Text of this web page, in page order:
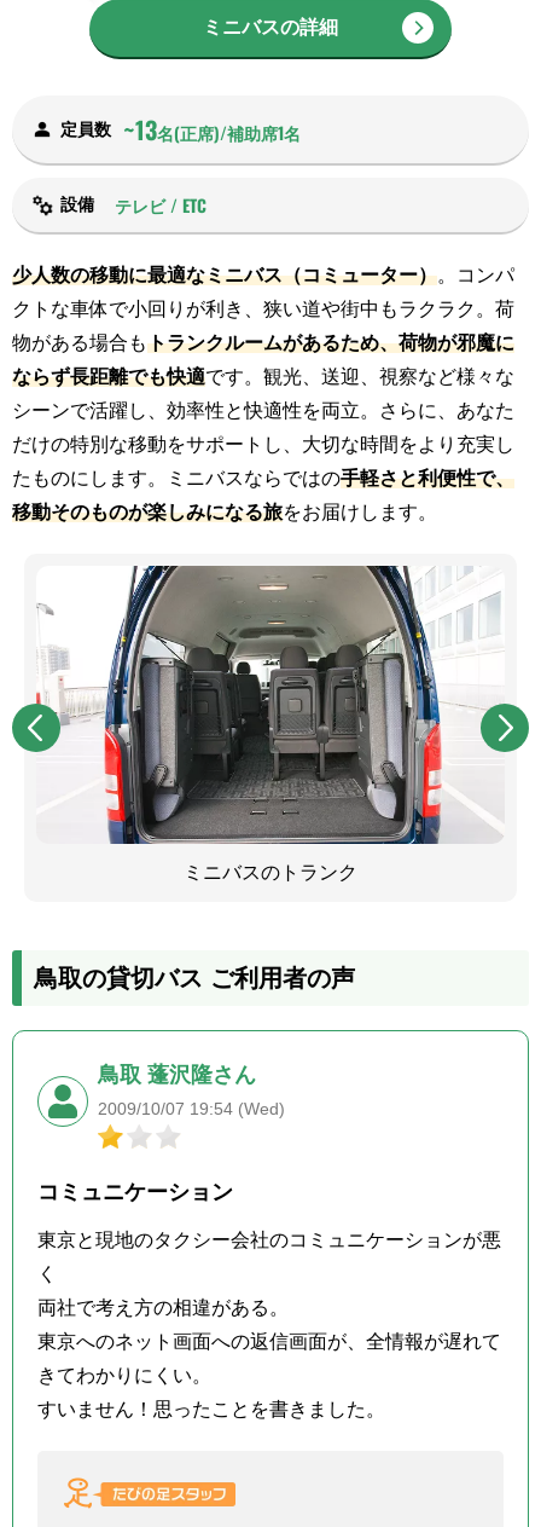
ミニバスの詳細
定員数 ~13名(正席)/補助席1名
設備 テレビ / ETC
少人数の移動に最適なミニバス（コミューター）。コンパ
クトな車体で小回りが利き、狭い道や街中もラクラク。荷
物がある場合もトランクルームがあるため、荷物が邪魔に
ならず長距離でも快適です。観光、送迎、視察など様々な
シーンで活躍し、効率性と快適性を両立。さらに、あなた
だけの特別な移動をサポートし、大切な時間をより充実し
たものにします。ミニバスならではの手軽さと利便性で、
移動そのものが楽しみになる旅をお届けします。
ミニバスのトランク
鳥取の貸切バス ご利用者の声
鳥取 蓬沢隆さん
2009/10/07 19:54 (Wed)
コミュニケーション
東京と現地のタクシー会社のコミュニケーションが悪
く
両社で考え方の相違がある。
東京へのネット画面への返信画面が、全情報が遅れて
きてわかりにくい。
すいません！思ったことを書きました。